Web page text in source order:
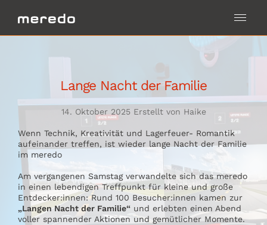
Lange Nacht der Familie
14. Oktober 2025 Erstellt von Haike
Wenn Technik, Kreativität und Lagerfeuer- Romantik
aufeinander treffen, ist wieder lange Nacht der Familie
im meredo
Am vergangenen Samstag verwandelte sich das meredo
in einen lebendigen Treffpunkt für kleine und große
Entdecker:innen: Rund 100 Besucher:innen kamen zur
„Langen Nacht der Familie“ und erlebten einen Abend
voller spannender Aktionen und gemütlicher Momente.